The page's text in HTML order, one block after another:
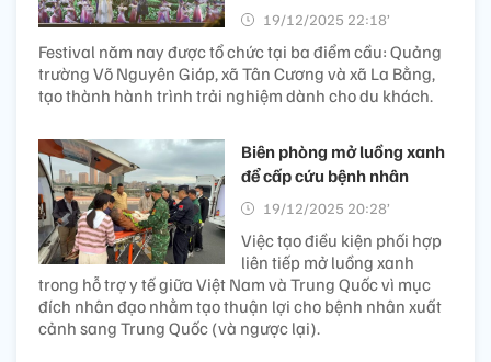
19/12/2025 22:18’
Festival năm nay được tổ chức tại ba điểm cầu: Quảng
trường Võ Nguyên Giáp, xã Tân Cương và xã La Bằng,
tạo thành hành trình trải nghiệm dành cho du khách.
Biên phòng mở luồng xanh
để cấp cứu bệnh nhân
19/12/2025 20:28’
Việc tạo điều kiện phối hợp
liên tiếp mở luồng xanh
trong hỗ trợ y tế giữa Việt Nam và Trung Quốc vì mục
đích nhân đạo nhằm tạo thuận lợi cho bệnh nhân xuất
cảnh sang Trung Quốc (và ngược lại).